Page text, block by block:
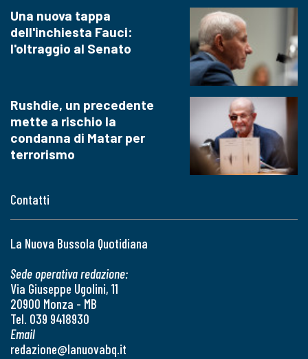
Contatti
La Nuova Bussola Quotidiana
Sede operativa redazione:
Via Giuseppe Ugolini, 11
20900 Monza - MB
Tel. 039 9418930
Email
redazione@lanuovabq.it
Una nuova tappa
dell'inchiesta Fauci:
l'oltraggio al Senato
Rushdie, un precedente
mette a rischio la
condanna di Matar per
terrorismo